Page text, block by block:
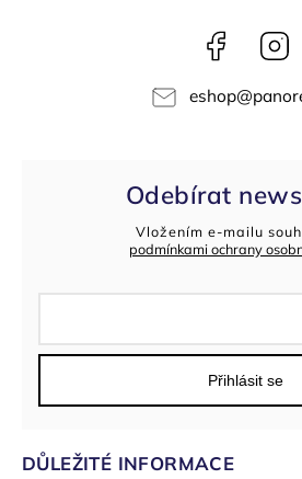
Facebook
eshop@
Odebírat
Vložením e-mailu
podmínkami ochrany
Přihlásit se
DŮLEŽITÉ INFORMACE